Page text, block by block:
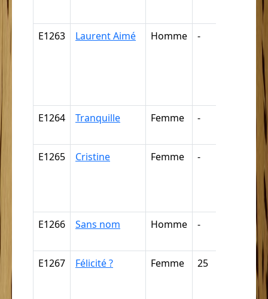
négritte
E1263
Laurent Aimé Homme -
câpresse,
cabresse,
cabriste
E1264
Tranquille Femme -
Mulâtre,
E1265
Cristine Femme -
négrillon,
négritte
E1266
Sans nom Homme -
Nègre
E1267
Félicité ? Femme 25
négrillon,